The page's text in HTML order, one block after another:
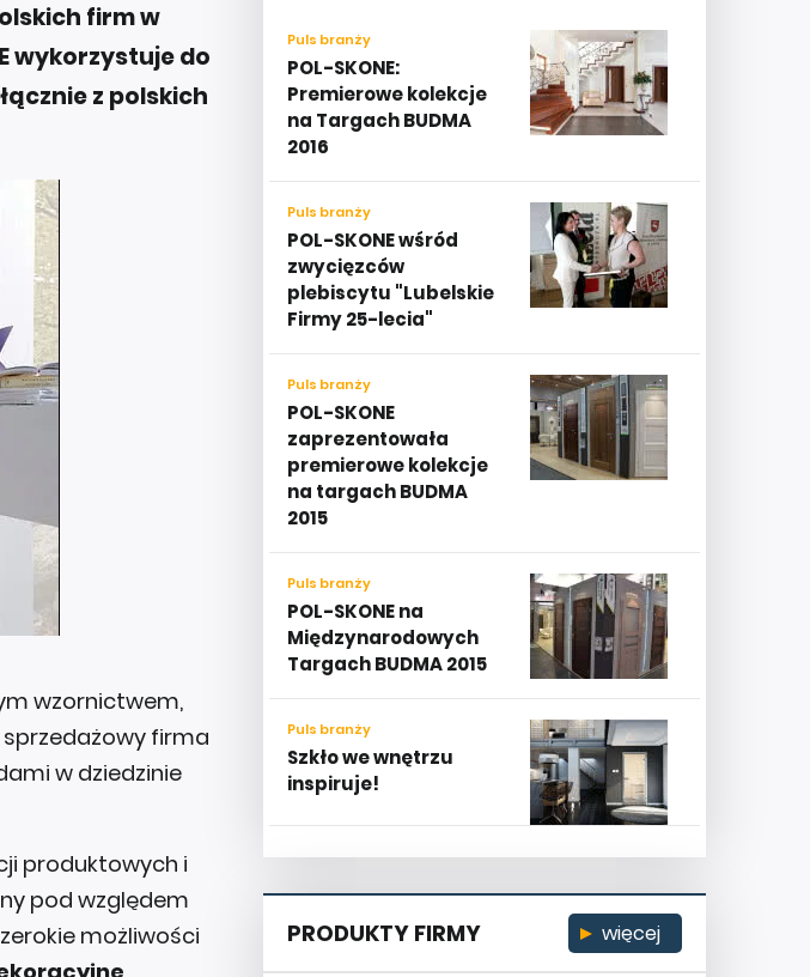
firm w
wykorzystuje do
z polskich
wzornictwem,
sprzedażowy firma
w dziedzinie
produktowych i
pod względem
możliwości
Puls branży
POL-SKONE:
Premierowe kolekcje
na Targach BUDMA
2016
Puls branży
POL-SKONE wśród
zwycięzców
plebiscytu "Lubelskie
Firmy 25-lecia"
Puls branży
POL-SKONE
zaprezentowała
premierowe kolekcje
na targach BUDMA
2015
Puls branży
POL-SKONE na
Międzynarodowych
Targach BUDMA 2015
Puls branży
Szkło we wnętrzu
inspiruje!
PRODUKTY FIRMY więcej